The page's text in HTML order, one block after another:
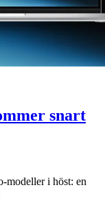
snart
modeller i höst: en